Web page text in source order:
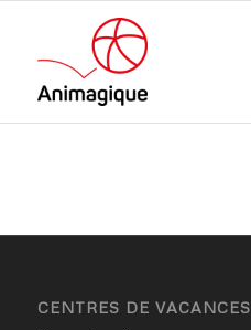
CENTRES DE VACANCES